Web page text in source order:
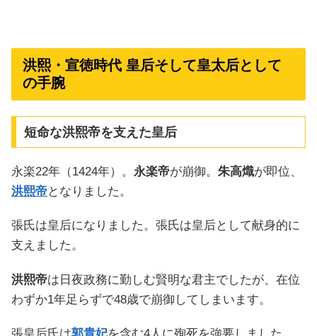
洪熙・宣徳時代 皇后そして皇太后として
の手腕
短命な洪熙帝を支えた皇后
永楽22年（1424年）。 永楽帝が崩御。 朱高熾が即位、
洪熙帝 となりました。
張氏は皇后になりました。張氏は皇后として献身的に
支えました。
洪熙帝は日夜政務に勤しむ賢明な君主でしたが、在位
わずか1年足らずで48歳で崩御してしまいます。